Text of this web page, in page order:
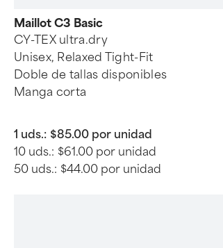
Maillot C3 Basic
CY-TEX ultra.dry
Unisex, Relaxed Tight-Fit
Doble de tallas disponibles
Manga corta
1 uds.: $85.00 por unidad
10 uds.: $61.00 por unidad
50 uds.: $44.00 por unidad